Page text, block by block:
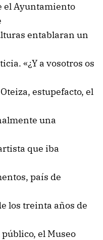
el Ayuntamiento
entablaran un
«¿Y a vosotros os
estupefacto, el
una
que iba
país de
los treinta años de
público, el Museo